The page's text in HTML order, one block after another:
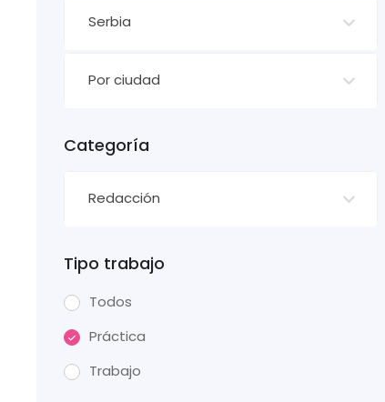
Serbia
Por ciudad
Categoría
Redacción
Tipo trabajo
Todos
Práctica
Trabajo